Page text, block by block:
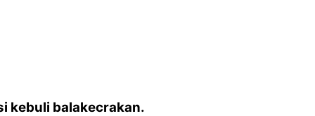
kebuli balakecrakan.